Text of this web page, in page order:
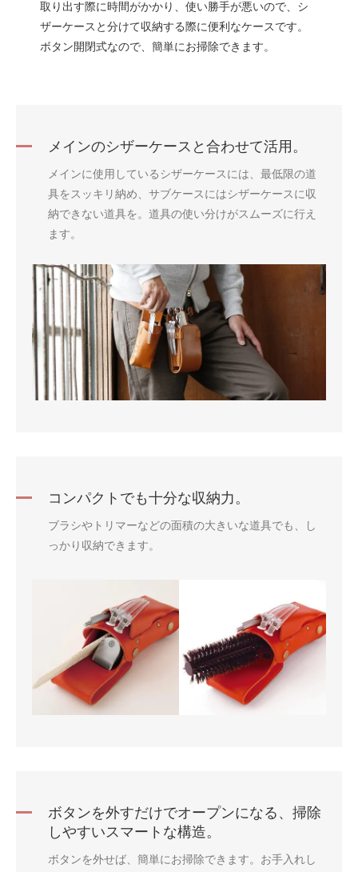
取り出す際に時間がかかり、使い勝手が悪いので、シ
ザーケースと分けて収納する際に便利なケースです。
ボタン開閉式なので、簡単にお掃除できます。
メインのシザーケースと合わせて活用。
メインに使用しているシザーケースには、最低限の道
具をスッキリ納め、サブケースにはシザーケースに収
納できない道具を。道具の使い分けがスムーズに行え
ます。
コンパクトでも十分な収納力。
ブラシやトリマーなどの面積の大きいな道具でも、し
っかり収納できます。
ボタンを外すだけでオープンになる、掃除
しやすいスマートな構造。
ボタンを外せば、簡単にお掃除できます。お手入れし